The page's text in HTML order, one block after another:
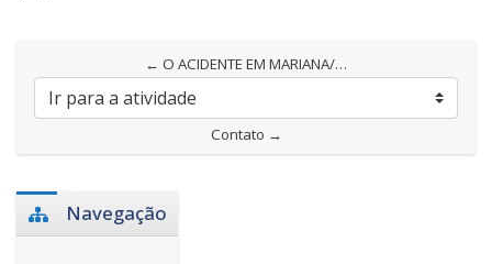
← O ACIDENTE EM MARIANA/MG
Ir para a atividade
Contato →
Blocos
Pular Navegação
Navegação